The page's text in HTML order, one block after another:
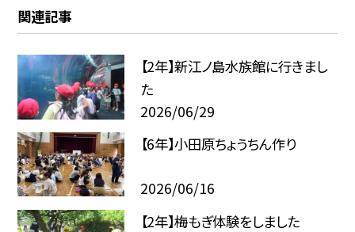
関連記事
【2年】新江ノ島水族館に行きまし
た
2026/06/29
【6年】小田原ちょうちん作り
2026/06/16
【2年】梅もぎ体験をしました